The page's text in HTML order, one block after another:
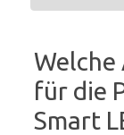
für die
Smart